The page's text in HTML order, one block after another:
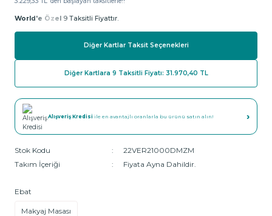
World'e Özel 9 Taksitli Fiyattır.
Diğer Kartlar Taksit Seçenekleri
Diğer Kartlara 9 Taksitli Fiyatı: 31.970,40 TL
Alışveriş Kredisi ile en avantajlı oranlarla bu ürünü satın alın! ›
Stok Kodu
22VER21000DMZM
Takım İçeriği
Fiyata Ayna Dahildir.
Ebat
Makyaj Masası